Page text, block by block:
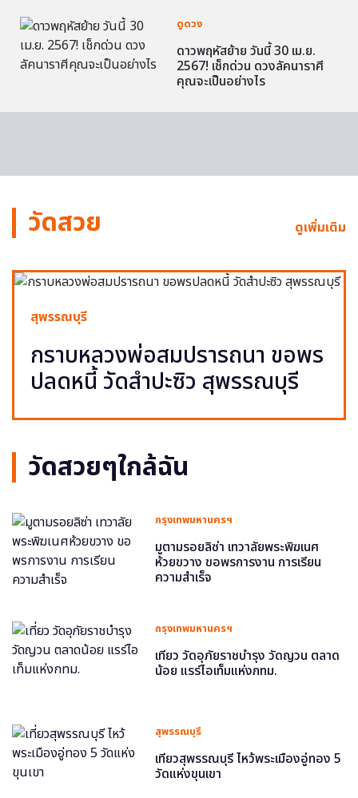
ดูดวง
ดาวพฤหัสย้าย วันนี้ 30 เม.ย.
2567! เช็กด่วน ดวงลัคนาราศี
คุณจะเป็นอย่างไร
วัดสวย ดูเพิ่มเติม
สุพรรณบุรี
กราบหลวงพ่อสมปรารถนา ขอพร
ปลดหนี้ วัดสำปะซิว สุพรรณบุรี
วัดสวยๆใกล้ฉัน
กรุงเทพมหานครฯ
มูตามรอยลิซ่า เทวาลัยพระพิฆเนศ
ห้วยขวาง ขอพรการงาน การเรียน
ความสำเร็จ
กรุงเทพมหานครฯ
เที่ยว วัดอุภัยราชบำรุง วัดญวน ตลาด
น้อย แรร์ไอเท็มแห่งกทม.
สุพรรณบุรี
เที่ยวสุพรรณบุรี ไหว้พระเมืองอู่ทอง 5
วัดแห่งขุนเขา